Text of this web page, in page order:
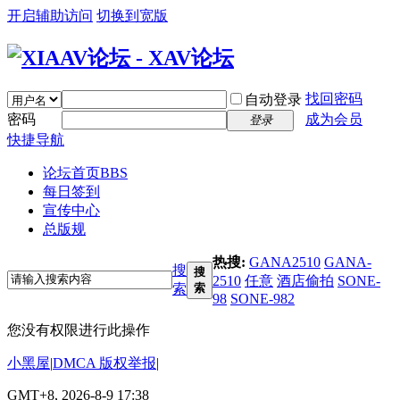
开启辅助访问 切换到宽版
自动登录 找回密码
密码
登录
成为会员
快捷导航
论坛首页BBS
每日签到
宣传中心
总版规
搜
索
搜
索
热搜: GANA2510 GANA-
2510 任意 酒店偷拍 SONE-
98 SONE-982
您没有权限进行此操作
小黑屋|DMCA 版权举报|
GMT+8, 2026-8-9 17:38